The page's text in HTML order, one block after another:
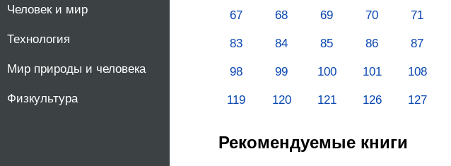
Человек и мир
Технология
Мир природы и человека
Физкультура
67 68 69 70 71
83 84 85 86 87
98 99 100 101 108
119 120 121 126 127
Рекомендуемые книги